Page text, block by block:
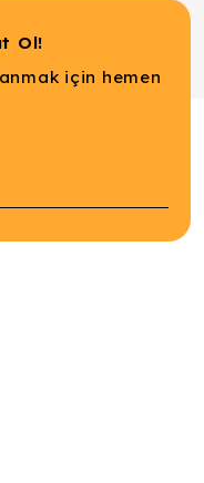
Ol!
için hemen